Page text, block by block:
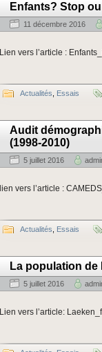
Enfants? Stop
11 décembre 2016
Lien vers l’article :
Actualités Essais
Audit
(1998-2010)
5 juillet 2016
lien vers l’article :
Actualités Essais
La population de
5 juillet 2016
Lien vers l’article: